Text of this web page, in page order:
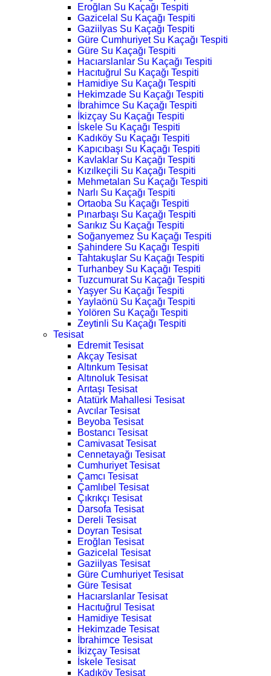
Eroğlan Su Kaçağı Tespiti
Gazicelal Su Kaçağı Tespiti
Gaziilyas Su Kaçağı Tespiti
Güre Cumhuriyet Su Kaçağı Tespiti
Güre Su Kaçağı Tespiti
Hacıarslanlar Su Kaçağı Tespiti
Hacıtuğrul Su Kaçağı Tespiti
Hamidiye Su Kaçağı Tespiti
Hekimzade Su Kaçağı Tespiti
İbrahimce Su Kaçağı Tespiti
İkizçay Su Kaçağı Tespiti
İskele Su Kaçağı Tespiti
Kadıköy Su Kaçağı Tespiti
Kapıcıbaşı Su Kaçağı Tespiti
Kavlaklar Su Kaçağı Tespiti
Kızılkeçili Su Kaçağı Tespiti
Mehmetalan Su Kaçağı Tespiti
Narlı Su Kaçağı Tespiti
Ortaoba Su Kaçağı Tespiti
Pınarbaşı Su Kaçağı Tespiti
Sarıkız Su Kaçağı Tespiti
Soğanyemez Su Kaçağı Tespiti
Şahindere Su Kaçağı Tespiti
Tahtakuşlar Su Kaçağı Tespiti
Turhanbey Su Kaçağı Tespiti
Tuzcumurat Su Kaçağı Tespiti
Yaşyer Su Kaçağı Tespiti
Yaylaönü Su Kaçağı Tespiti
Yolören Su Kaçağı Tespiti
Zeytinli Su Kaçağı Tespiti
Tesisat
Edremit Tesisat
Akçay Tesisat
Altınkum Tesisat
Altınoluk Tesisat
Arıtaşı Tesisat
Atatürk Mahallesi Tesisat
Avcılar Tesisat
Beyoba Tesisat
Bostancı Tesisat
Camivasat Tesisat
Cennetayağı Tesisat
Cumhuriyet Tesisat
Çamcı Tesisat
Çamlıbel Tesisat
Çıkrıkçı Tesisat
Darsofa Tesisat
Dereli Tesisat
Doyran Tesisat
Eroğlan Tesisat
Gazicelal Tesisat
Gaziilyas Tesisat
Güre Cumhuriyet Tesisat
Güre Tesisat
Hacıarslanlar Tesisat
Hacıtuğrul Tesisat
Hamidiye Tesisat
Hekimzade Tesisat
İbrahimce Tesisat
İkizçay Tesisat
İskele Tesisat
Kadıköy Tesisat